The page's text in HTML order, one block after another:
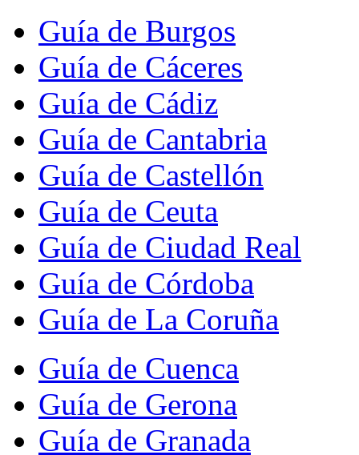
Guía de Burgos
Guía de Cáceres
Guía de Cádiz
Guía de Cantabria
Guía de Castellón
Guía de Ceuta
Guía de Ciudad Real
Guía de Córdoba
Guía de La Coruña
Guía de Cuenca
Guía de Gerona
Guía de Granada